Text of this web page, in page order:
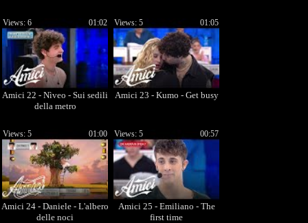
Amici 22 - Nìveo - Sui sedili
della metro
01:02
Views: 6
Amici 23 - Kumo - Get busy
01:05
Views: 5
Amici 24 - Daniele - L'albero
delle noci
01:00
Views: 5
Amici 25 - Emiliano - The
first time
00:57
Views: 5